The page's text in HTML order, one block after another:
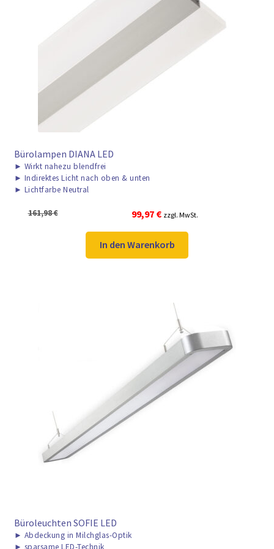
► VERSANDARTEN
Bürolampen DIANA LED
► Wirkt nahezu blendfrei
► Indirektes Licht nach oben & unten
► Lichtfarbe Neutral
161,98€
Ursprünglicher
war:
161,98 €
99,97 €Aktueller
ist:
99,97 €.
zzgl. MwSt.
In den Warenkorb
Büroleuchten SOFIE LED
► Abdeckung in Milchglas-Optik
► sparsame LED-Technik